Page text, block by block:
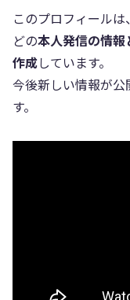
このプロフィール
どの本人発信の情
作成しています。
今後新しい情報が
す。